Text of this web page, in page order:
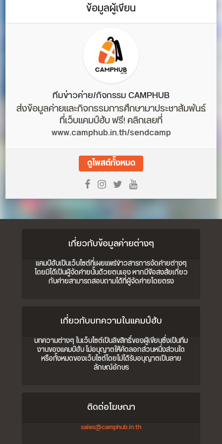
ข้อมูลผู้เขียน
ทีมข่าวค่าย/กิจกรรม CAMPHUB
ส่งข้อมูลค่ายและกิจกรรมการศึกษามาประชาสัมพันธ์
ที่เว็บแคมป์ฮับ ฟรี! คลิกเลยที่
www.camphub.in.th/sendcamp
ดูโพสต์ทั้งหมด
เกี่ยวกับข้อมูลค่ายต่างๆ
แคมป์ฮับเป็นเว็บไซต์ที่เผยแพร่ข่าวสารการจัดค่ายต่างๆ
โดยมิได้เป็นผู้จัดค่ายนั้นด้วยตนเอง หากมีข้อสงสัยเกี่ยว
กับค่ายสามารถสอบถามได้ที่ผู้จัดค่ายโดยตรง
เกี่ยวกับบทความในแคมป์ฮับ
บทความต่างๆ ในเว็บไซต์เป็นลิขสิทธิ์ของผู้เขียนซึ่งเป็นทีม
งานของแคมป์ฮับ ไม่อนุญาตให้คัดลอกส่วนหนึ่งส่วนใด
หรือทั้งหมดของเว็บไซต์โดยไม่ได้รับอนุญาตเป็นลาย
ลักษณ์อักษร
ติดต่อโฆษณา
sales@camphub.in.th